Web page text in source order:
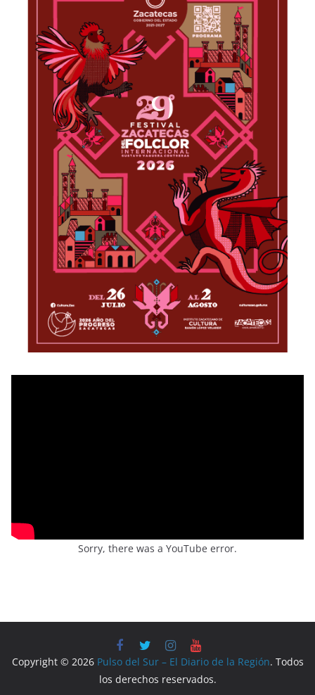
Sorry, there was a YouTube error.
Copyright © 2026 Pulso del Sur – El Diario de la Región. Todos
los derechos reservados.